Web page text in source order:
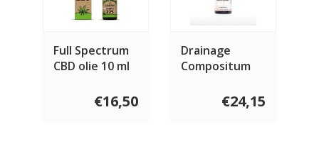
Full Spectrum
CBD olie 10 ml
€16,50
Drainage
Compositum
€24,15